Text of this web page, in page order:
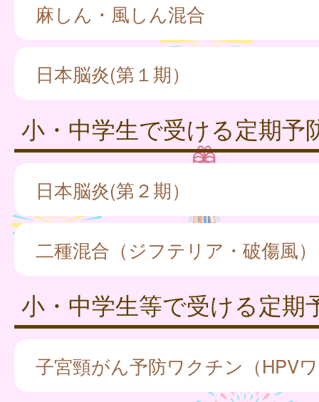
麻しん・風しん混合
日本脳炎(第１期）
小・中学生で受ける定期予
日本脳炎(第２期）
二種混合（ジフテリア・破傷風
小・中学生等で受ける定期
子宮頸がん予防ワクチン（HPV